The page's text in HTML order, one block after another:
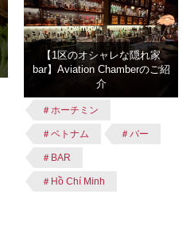
【1区のオシャレな隠れ家
bar】Aviation Chamberのご紹
介
＃ホーチミン
＃ベトナム ＃バー
＃BAR
＃Hồ Chí Minh